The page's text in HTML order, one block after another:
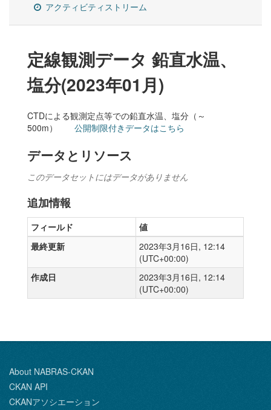
アクティビティストリーム
定線観測データ 鉛直水温、
塩分(2023年01月)
CTDによる観測定点等での鉛直水温、塩分（～
500m） 公開制限付きデータはこちら
データとリソース
このデータセットにはデータがありません
追加情報
フィールド
値
最終更新
2023年3月16日, 12:14
(UTC+00:00)
作成日
2023年3月16日, 12:14
(UTC+00:00)
About NABRAS-CKAN
CKAN API
CKANアソシエーション